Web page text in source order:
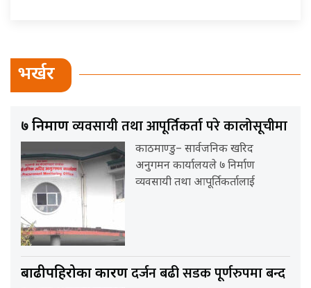
भर्खर
७ निर्माणव्यवसायी तथा आपूर्तिकर्ता परे कालोसूचीमा
काठमाण्डु– सार्वजनिक खरिद
अनुगमन कार्यालयले ७ निर्माण
व्यवसायी तथा आपूर्तिकर्तालाई
बाढीपहिरोका कारणदर्जन बढी सडक पूर्णरुपमा बन्द